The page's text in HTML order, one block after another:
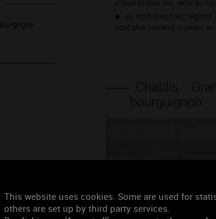
chaud et plus sec venu du sud ;
au nord-ouest, les régions
sont plus souvent sujettes
Chablis,
bourguignon
This website uses cookies. Some are used for
others are set up by third party services.